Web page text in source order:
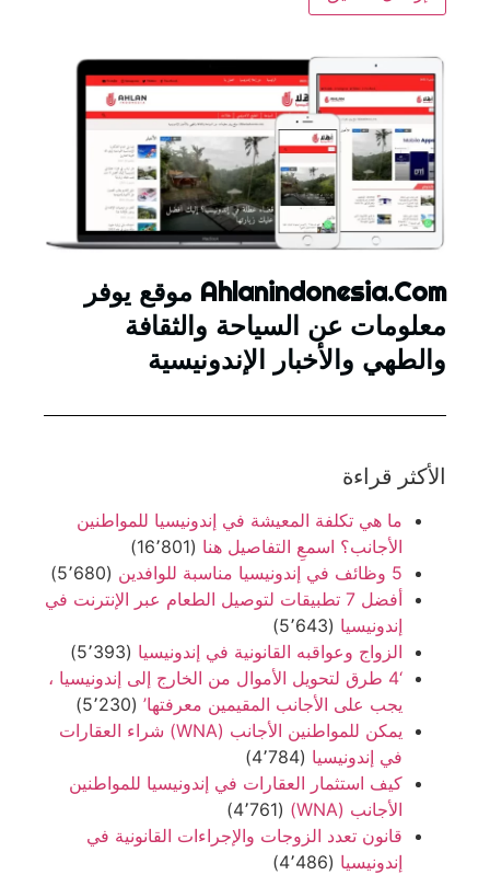
Ahlanindonesia.Com موقع يوفر
معلومات عن السياحة والثقافة
والطهي والأخبار الإندونيسية
الأكثر قراءة
ما هي تكلفة المعيشة في إندونيسيا للمواطنين
الأجانب؟ اسمعِ التفاصيل هنا (16٬801)
5 وظائف في إندونيسيا مناسبة للوافدين
(5٬680)
أفضل 7 تطبيقات لتوصيل الطعام عبر الإنترنت في
إندونيسيا (5٬643)
الزواج وعواقبه القانونية في إندونيسيا (5٬393)
‘4 طرق لتحويل الأموال من الخارج إلى إندونيسيا ،
يجب على الأجانب المقيمين معرفتها’ (5٬230)
يمكن للمواطنين الأجانب (WNA) شراء العقارات
في إندونيسيا (4٬784)
كيف استثمار العقارات في إندونيسيا للمواطنين
الأجانب (WNA)
(4٬761)
قانون تعدد الزوجات والإجراءات القانونية في
إندونيسيا (4٬486)